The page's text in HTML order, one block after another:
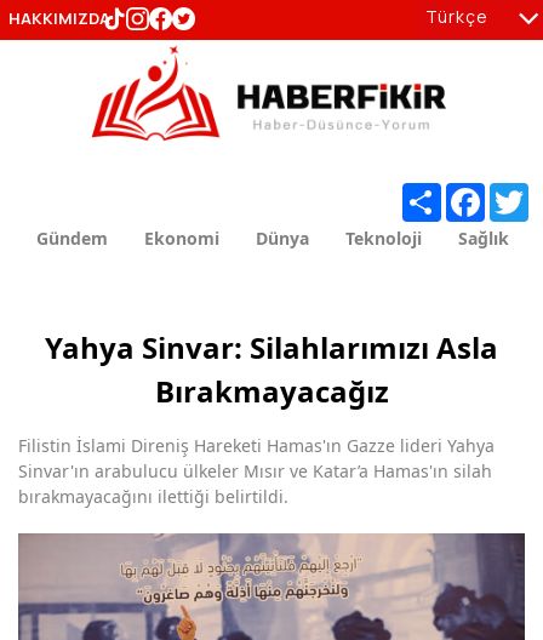
Gündem Ekonomi Dünya Teknoloji Sağlık
Yahya Sinvar: Silahlarımızı Asla
Bırakmayacağız
Filistin İslami Direniş Hareketi Hamas'ın Gazze lideri Yahya
Sinvar'ın arabulucu ülkeler Mısır ve Katar’a Hamas'ın silah
bırakmayacağını ilettiği belirtildi.
Share
Türkçe
en
HAKKIMIZDA